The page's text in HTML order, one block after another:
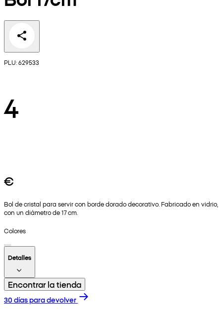
PLU: 629533
4
€
Bol de cristal para servir con borde dorado decorativo. Fabricado en vidrio,
con un diámetro de 17 cm.
Colores
Detalles
Encontrar la tienda
30 días para devolver